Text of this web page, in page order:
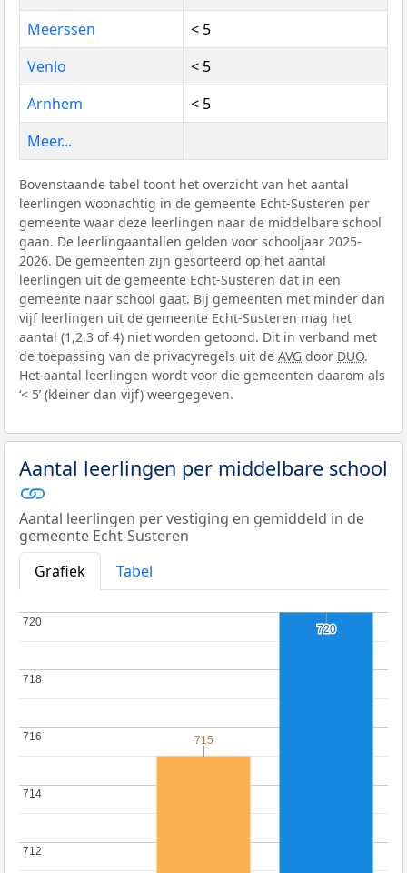
Meerssen
< 5
Venlo
< 5
Arnhem
< 5
Meer...
Bovenstaande tabel toont het overzicht van het aantal
leerlingen woonachtig in de gemeente Echt-Susteren per
gemeente waar deze leerlingen naar de middelbare school
gaan. De leerlingaantallen gelden voor schooljaar 2025-
2026. De gemeenten zijn gesorteerd op het aantal
leerlingen uit de gemeente Echt-Susteren dat in een
gemeente naar school gaat. Bij gemeenten met minder dan
vijf leerlingen uit de gemeente Echt-Susteren mag het
aantal (1,2,3 of 4) niet worden getoond. Dit in verband met
de toepassing van de privacyregels uit de AVG door DUO.
Het aantal leerlingen wordt voor die gemeenten daarom als
‘< 5’ (kleiner dan vijf) weergegeven.
Aantal leerlingen per middelbare school
Aantal leerlingen per vestiging en gemiddeld in de
gemeente Echt-Susteren
Grafiek
Tabel
712
712
714
714
716
716
718
718
720
720
715
715
720
720